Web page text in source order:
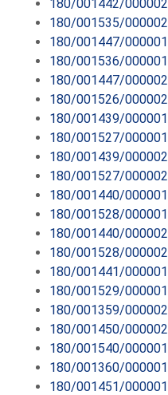
180/001442/000002
180/001535/000002
180/001447/000001
180/001536/000001
180/001447/000002
180/001526/000002
180/001439/000001
180/001527/000001
180/001439/000002
180/001527/000002
180/001440/000001
180/001528/000001
180/001440/000002
180/001528/000002
180/001441/000001
180/001529/000001
180/001359/000002
180/001450/000002
180/001540/000001
180/001360/000001
180/001451/000001